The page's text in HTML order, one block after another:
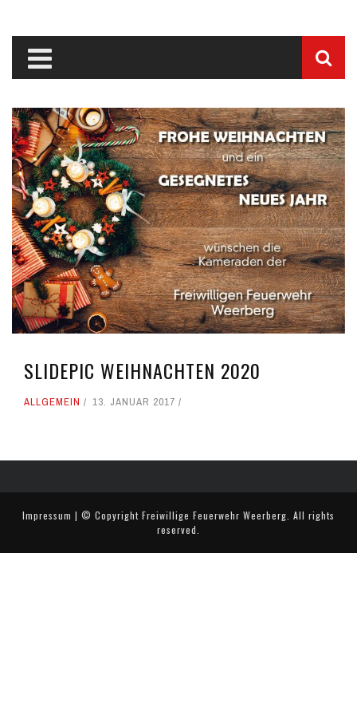
SLIDEPIC WEIHNACHTEN 2020
ALLGEMEIN 13. JANUAR 2017
Impressum | © Copyright Freiwillige Feuerwehr Weerberg . All rights
reserved.